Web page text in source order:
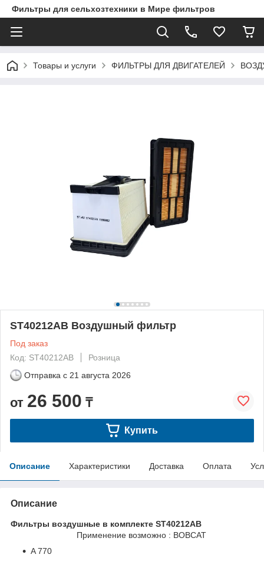
Фильтры для сельхозтехники в Мире фильтров
Товары и услуги ФИЛЬТРЫ ДЛЯ ДВИГАТЕЛЕЙ
ST40212AB Воздушный фильтр
Под заказ
Код: ST40212AB
Розница
Отправка с 21 августа 2026
от 26 500 ₸
Купить
Описание Характеристики Доставка Оплата
Описание
Фильтры воздушные в комплекте ST40212AB
Применение возможно : BOBCAT
A 770